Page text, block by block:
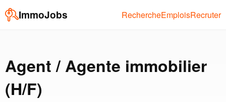
ImmoJobs RechercheEmploisRecruter
Agent / Agente immobilier
(H/F)